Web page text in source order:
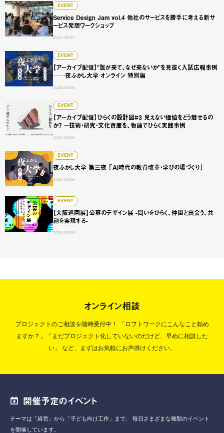
EVENT
Service Design Jam vol.4 他社のサービスを勝手に考える新サ
ービス発想ワークショップ
2026.08.07
Service Design Jam vol.4 他社のサービスを勝手に考える
EVENT
【アーカイブ配信】"誰が来て、なぜ来ないか"を見抜く入試広報事例
──夜ふかし大学 オンライン 特別編
2026.08.06
【アーカイブ配信】"誰が来て、なぜ来ないか"を見抜く入
EVENT
【アーカイブ配信】ひらくの設計図#3 見えない価値をどう魅せるの
か？ ー技術・研究・文化資産を、物語でひらく実践事例
2026.08.06
【アーカイブ配信】ひらくの設計図#3 見えない価値をどう
EVENT
夜ふかし大学 第三夜 「AI時代の教育改革・学びの場づくり」
2026.08.06
夜ふかし大学 第三夜 「AI時代の教育改革・学びの場づくり」
EVENT
【大阪巡回展】公募のデザイン展 -問いをひらく、仲間と出会う、共
創を実現する-
2026.08.05
【大阪巡回展】公募のデザイン展 -問いをひらく、仲間と出
オンライン相談
プロジェクトのご相談を随時受付中！
「ロフトワークにこんなこと頼め
ますか？」「まだプロジェクト化していないのだけど、早めに相談した
い」
など、まずはお気軽にお声掛けください。
開催予定のイベント
テーマは「経営」から「子ども向け工作」まで、
毎日さまざまな種類のイベント
を開催しています。